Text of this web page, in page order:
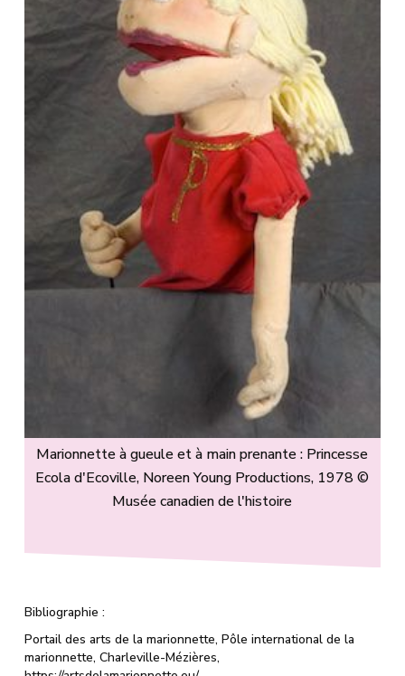
Marionnette à gueule et à main prenante : Princesse
Ecola d'Ecoville, Noreen Young Productions, 1978 ©
Musée canadien de l'histoire
Bibliographie :
Portail des arts de la marionnette, Pôle international de la
marionnette, Charleville-Mézières,